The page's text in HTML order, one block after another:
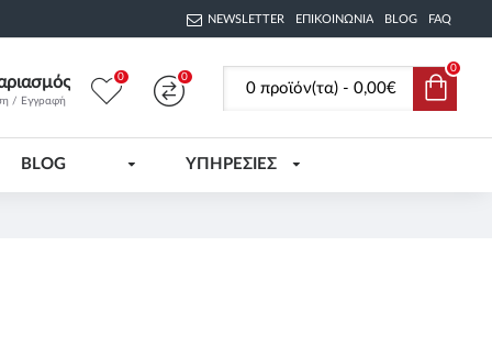
NEWSLETTER ΕΠΙΚΟΙΝΩΝΊΑ BLOG FAQ
/ Εγγραφή
0 0
0 προϊόν(τα) - 0,00€
0
BLOG ΥΠΗΡΕΣΙΕΣ